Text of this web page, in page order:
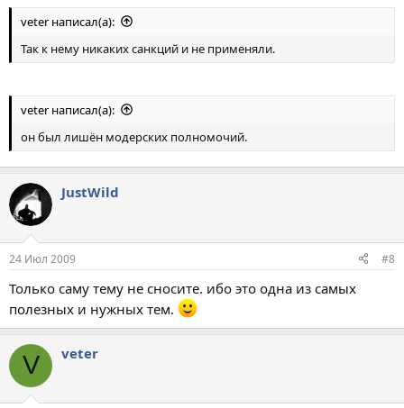
veter написал(а):
Так к нему никаких санкций и не применяли.
veter написал(а):
он был лишён модерских полномочий.
JustWild
24 Июл 2009 #8
Только саму тему не сносите. ибо это одна из самых
полезных и нужных тем.
V veter